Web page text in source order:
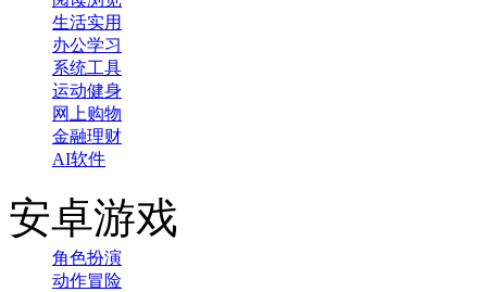
生活实用
办公学习
系统工具
运动健身
网上购物
金融理财
AI软件
安卓游戏
角色扮演
动作冒险